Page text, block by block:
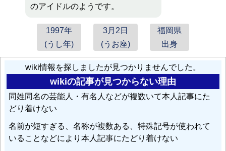
也）」などと評されている。
のアイドルのようです。
1997年
(うし年)
3月2日
(うお座)
福岡県
出身
wiki情報を探しましたが見つかりませんでした。
wikiの記事が見つからない理由
同姓同名の芸能人・有名人などが複数いて本人記事にた
どり着けない
名前が短すぎる、名称が複数ある、特殊記号が使われて
いることなどにより本人記事にたどり着けない